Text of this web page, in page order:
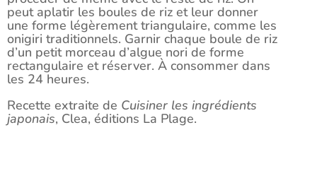
peut aplatir les boules de riz et leur donner
une forme légèrement triangulaire, comme les
onigiri traditionnels. Garnir chaque boule de riz
d’un petit morceau d’algue nori de forme
rectangulaire et réserver. À consommer dans
les 24 heures.
Recette extraite de Cuisiner les ingrédients
japonais, Clea, éditions La Plage.